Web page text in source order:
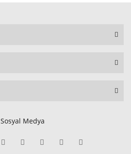
Sosyal Medya